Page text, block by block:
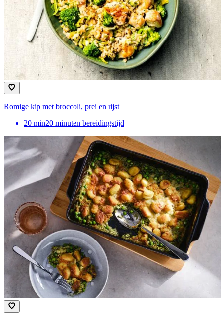
Romige kip met broccoli, prei en rijst
20 min20 minuten bereidingstijd